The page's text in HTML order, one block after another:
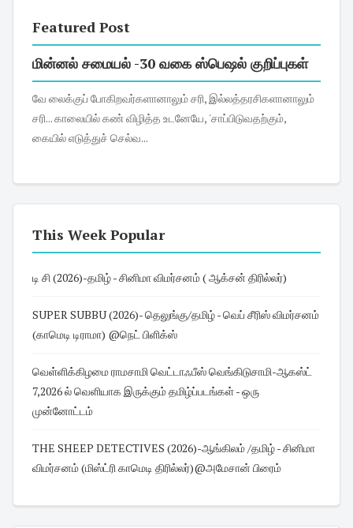
Featured Post
மின்னல் சமையல் -30 வகை ஸ்பெஷல் குறிப்புகள்
வே லைக்குப் போகிறவர்களானாலும் சரி, இல்லத்தரசிகளானாலும்
சரி... காலையில் கண் விழித்த உடனேயே, 'சாப்பிடுவதற்கும்,
கையில் எடுத்துச் செல்வ...
This Week Popular
டி சி (2026)-தமிழ் - சினிமா விமர்சனம் ( ஆக்சன் திரில்லர்)
SUPER SUBBU (2026)- தெலுங்கு/தமிழ் - வெப் சீரிஸ் விமர்சனம்
(காமெடி டிராமா) @நெட் பிளிக்ஸ்
வெள்ளிக்கிழமை ராமசாமி வெட்டாஃபீஸ் வெங்கிடுசாமி-ஆகஸ்ட்
7,2026 ல் வெளியாக இருக்கும் தமிழ்ப்படங்கள் - ஒரு
முன்னோட்டம்
THE SHEEP DETECTIVES (2026)-ஆங்கிலம் /தமிழ் - சினிமா
விமர்சனம் (மிஸ்ட்ரி காமெடி திரில்லர்)@அமேசான் பிரைம்